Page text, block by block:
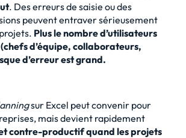
. Des erreurs de saisie ou des
peuvent entraver sérieusement
Plus le nombre d’utilisateurs
d’équipe, collaborateurs,
d’erreur est grand.
sur Excel peut convenir pour
mais devient rapidement
contre-productifquand les projets